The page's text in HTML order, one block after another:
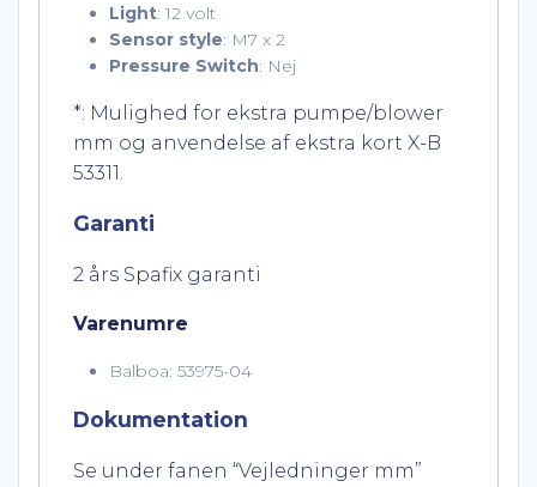
Light: 12 volt
Sensor style: M7 x 2
Pressure Switch: Nej
*: Mulighed for ekstra pumpe/blower
mm og anvendelse af ekstra kort X-B
53311.
Garanti
2 års Spafix garanti
Varenumre
Balboa: 53975-04
Dokumentation
Se under fanen “Vejledninger mm”